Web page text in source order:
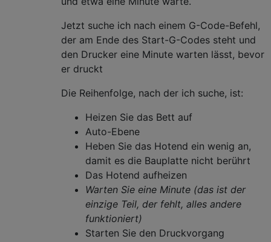
Jetzt suche ich nach einem G-Code-Befehl,
der am Ende des Start-G-Codes steht und
den Drucker eine Minute warten lässt, bevor
er druckt
Die Reihenfolge, nach der ich suche, ist:
Heizen Sie das Bett auf
Auto-Ebene
Heben Sie das Hotend ein wenig an,
damit es die Bauplatte nicht berührt
Das Hotend aufheizen
Warten Sie eine Minute (das ist der
einzige Teil, der fehlt, alles andere
funktioniert)
Starten Sie den Druckvorgang